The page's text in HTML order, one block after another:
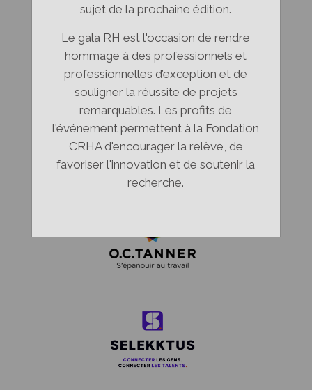
sujet de la prochaine édition.
Le gala RH est l'occasion de rendre
hommage à des professionnels et
professionnelles d’exception et de
souligner la réussite de projets
remarquables. Les profits de
l'événement permettent à la Fondation
CRHA d'encourager la relève, de
favoriser l'innovation et de soutenir la
recherche.